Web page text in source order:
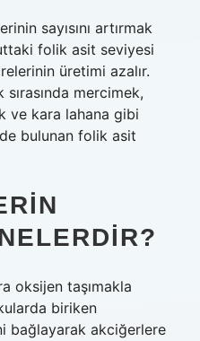
sayısını artırmak
folik asit seviyesi
üretimi azalır.
mercimek,
ve kara lahana gibi
bulunan folik asit
oksijen taşımakla
biriken
bağlayarak akciğerlere